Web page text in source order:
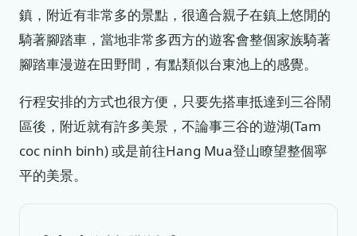
鎮，附近有非常多的景點，很適合親子在鎮上悠閒的
騎著腳踏車，當地非常多西方的遊客會整個家族騎著
腳踏車漫遊在田野間，有點類似台東池上的感覺。
行程安排的方式也很方便，只要先搭車抵達到三谷鬧
區後，附近就有許多美景，不論事三谷的遊湖(Tam
coc ninh binh) 或是前往Hang Mua登山瞭望整個寧
平的美景。